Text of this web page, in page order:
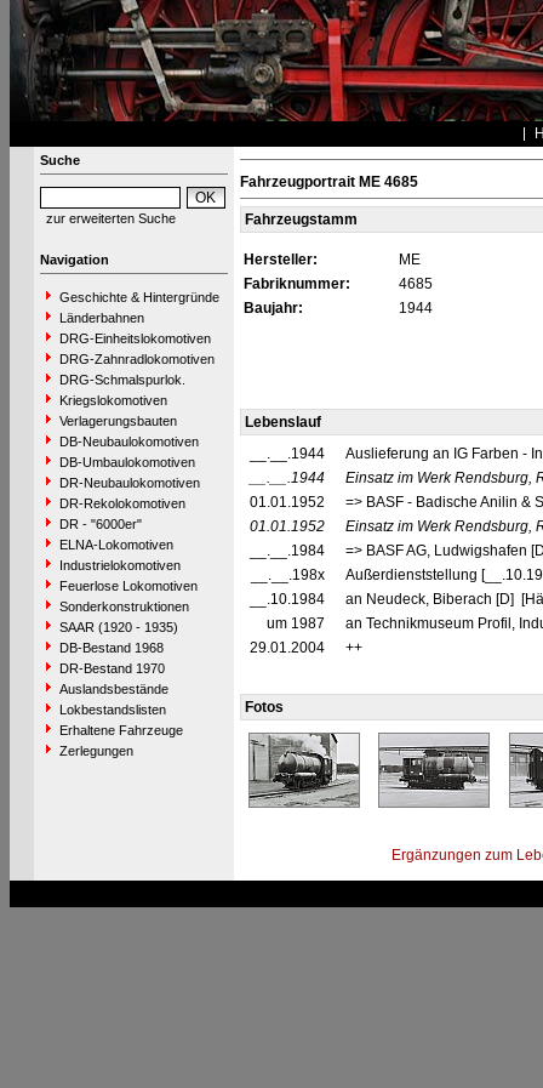
Suche
zur erweiterten Suche
Navigation
Geschichte & Hintergründe
Länderbahnen
DRG-Einheitslokomotiven
DRG-Zahnradlokomotiven
DRG-Schmalspurlok.
Kriegslokomotiven
Verlagerungsbauten
DB-Neubaulokomotiven
DB-Umbaulokomotiven
DR-Neubaulokomotiven
DR-Rekolokomotiven
DR - "6000er"
ELNA-Lokomotiven
Industrielokomotiven
Feuerlose Lokomotiven
Sonderkonstruktionen
SAAR (1920 - 1935)
DB-Bestand 1968
DR-Bestand 1970
Auslandsbestände
Lokbestandslisten
Erhaltene Fahrzeuge
Zerlegungen
Fahrzeugportrait ME 4685
Fahrzeugstamm
Hersteller:
ME
Fabriknummer:
4685
Baujahr:
1944
Lebenslauf
__.__.1944
Auslieferung an IG Farben -
__.__.1944
Einsatz im Werk Rendsburg,
01.01.1952
=> BASF - Badische Anilin &
01.01.1952
Einsatz im Werk Rendsburg,
__.__.1984
=> BASF AG, Ludwigshafen
__.__.198x
Außerdienststellung
__.10.1984
an Neudeck, Biberach [D]
um 1987
an Technikmuseum Profil,
29.01.2004
++
Fotos
Ergänzungen zum